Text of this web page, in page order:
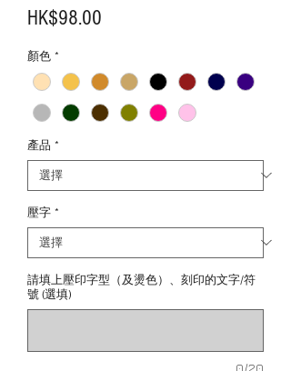
HK$98.00
顏色 *
產品 *
壓字 *
請填上壓印字型（及燙色）、刻印的文字/符
號 (選填)
0/20